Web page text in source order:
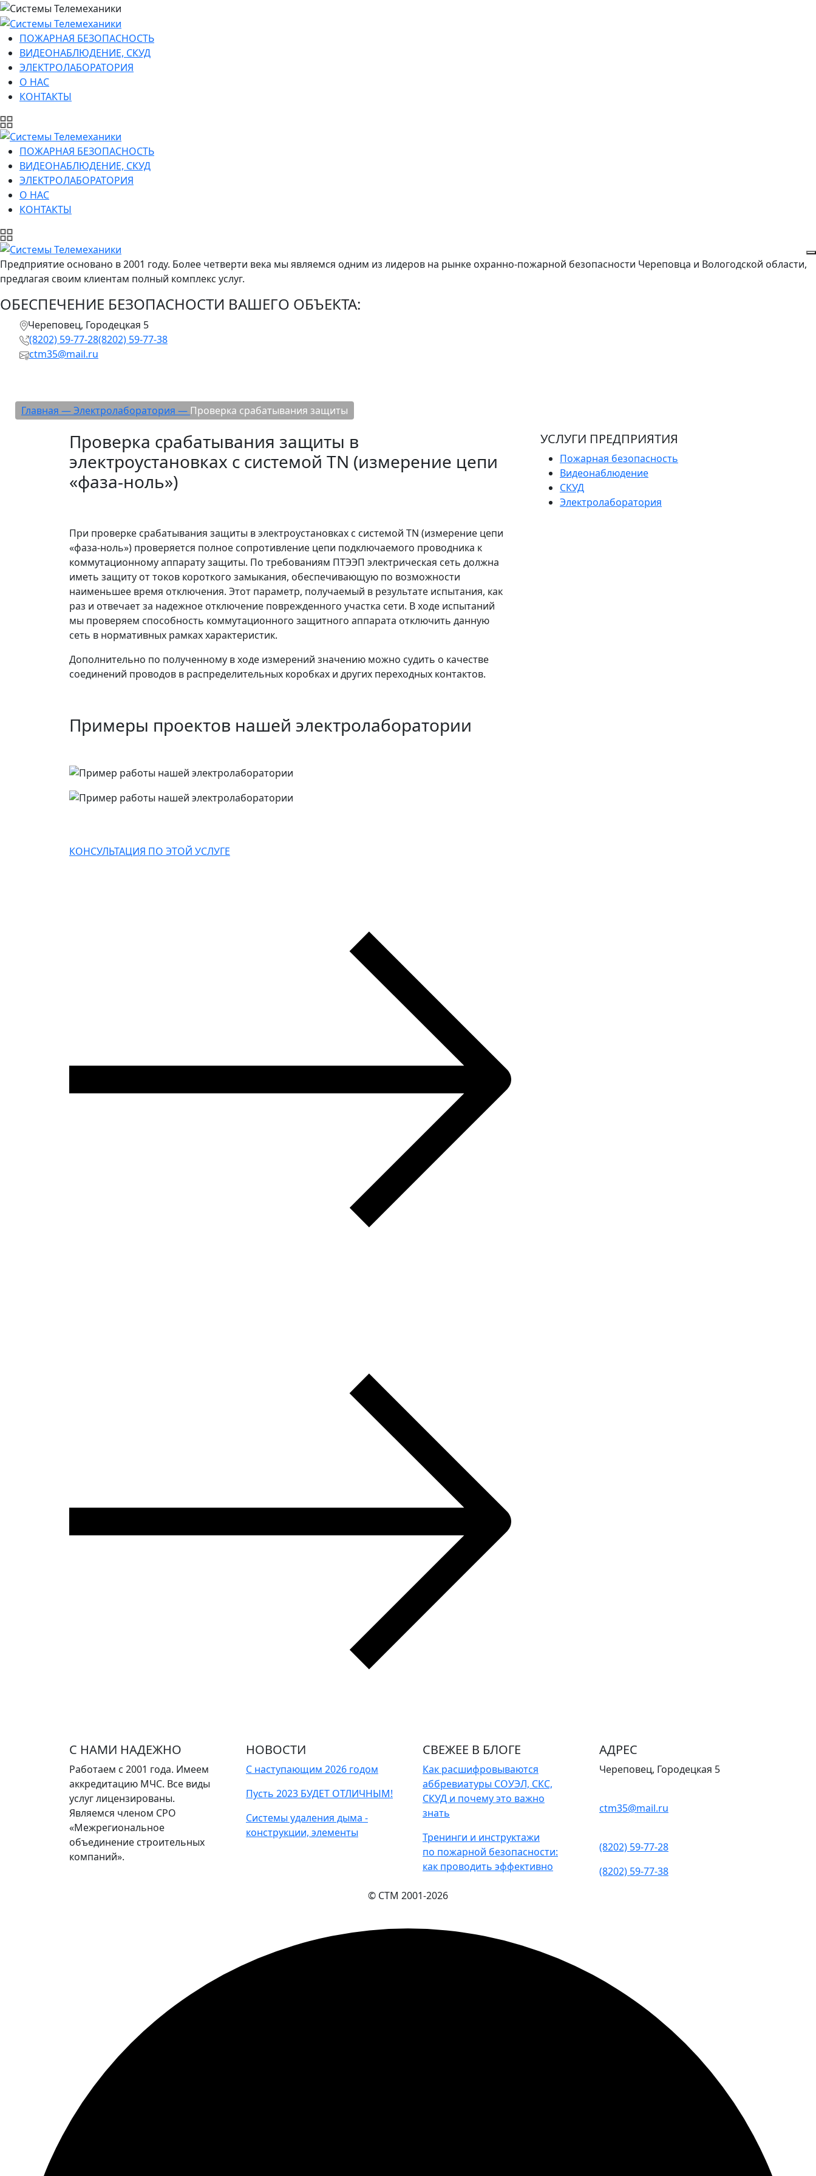
ПОЖАРНАЯ БЕЗОПАСНОСТЬ
ВИДЕОНАБЛЮДЕНИЕ, СКУД
ЭЛЕКТРОЛАБОРАТОРИЯ
О НАС
КОНТАКТЫ
ПОЖАРНАЯ БЕЗОПАСНОСТЬ
ВИДЕОНАБЛЮДЕНИЕ, СКУД
ЭЛЕКТРОЛАБОРАТОРИЯ
О НАС
КОНТАКТЫ
Предприятие основано в 2001 году. Более четверти века мы являемся одним из лидеров на рынке охранно-пожарной безопасности Череповца и Вологодской области,
предлагая своим клиентам полный комплекс услуг.
ОБЕСПЕЧЕНИЕ БЕЗОПАСНОСТИ ВАШЕГО ОБЪЕКТА:
Череповец, Городецкая 5
(8202) 59-77-28(8202) 59-77-38
ctm35@mail.ru
Главная —Электролаборатория — Проверка срабатывания защиты
Проверка срабатывания защиты в
электроустановках с системой TN (измерение цепи
«фаза-ноль»)
При проверке срабатывания защиты в электроустановках с системой TN (измерение цепи
«фаза-ноль») проверяется полное сопротивление цепи подключаемого проводника к
коммутационному аппарату защиты. По требованиям ПТЭЭП электрическая сеть должна
иметь защиту от токов короткого замыкания, обеспечивающую по возможности
наименьшее время отключения. Этот параметр, получаемый в результате испытания, как
раз и отвечает за надежное отключение поврежденного участка сети. В ходе испытаний
мы проверяем способность коммутационного защитного аппарата отключить данную
сеть в нормативных рамках характеристик.
Дополнительно по полученному в ходе измерений значению можно судить о качестве
соединений проводов в распределительных коробках и других переходных контактов.
Примеры проектов нашей электролаборатории
КОНСУЛЬТАЦИЯ ПО ЭТОЙ УСЛУГЕ
УСЛУГИ ПРЕДПРИЯТИЯ
Пожарная безопасность
Видеонаблюдение
СКУД
Электролаборатория
С НАМИ НАДЕЖНО
Работаем с 2001 года. Имеем
аккредитацию МЧС. Все виды
услуг лицензированы.
Являемся членом СРО
«Межрегиональное
объединение строительных
компаний».
НОВОСТИ
С наступающим 2026 годом
Пусть 2023 БУДЕТ ОТЛИЧНЫМ!
Системы удаления дыма -
конструкции, элементы
СВЕЖЕЕ В БЛОГЕ
Как расшифровываются
аббревиатуры СОУЭЛ, СКС,
СКУД и почему это важно
знать
Тренинги и инструктажи
по пожарной безопасности:
как проводить эффективно
АДРЕС
Череповец, Городецкая 5
ctm35@mail.ru
(8202) 59-77-28
(8202) 59-77-38
© СТМ 2001-2026